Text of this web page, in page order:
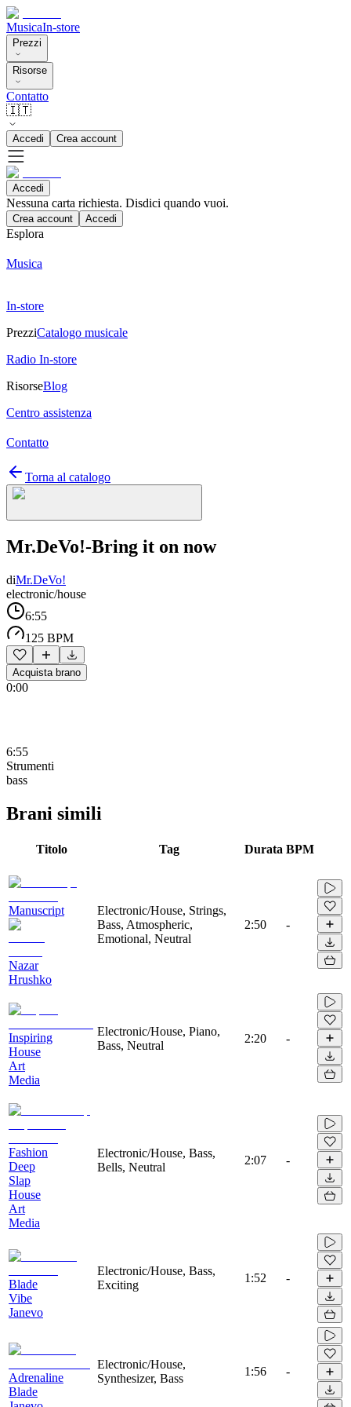
MusicaIn-store
Prezzi
Risorse
Contatto
🇮🇹
Accedi Crea account
Accedi
Nessuna carta richiesta. Disdici quando vuoi.
Crea account Accedi
Esplora
Musica
In-store
PrezziCatalogo musicale
Radio In-store
RisorseBlog
Centro assistenza
Contatto
Torna al catalogo
Mr.DeVo!-Bring it on now
diMr.DeVo!
electronic/house
6:55
125 BPM
Acquista brano
0:00
6:55
Strumenti
bass
Brani simili
Titolo Tag Durata BPM
Manuscript
Nazar
Hrushko
Electronic/House, Strings,
Bass, Atmospheric,
Emotional, Neutral
2:50 -
Inspiring
House
Art
Media
Electronic/House, Piano,
Bass, Neutral
2:20 -
Fashion
Deep
Slap
House
Art
Media
Electronic/House, Bass,
Bells, Neutral
2:07 -
Blade
Vibe
Janevo
Electronic/House, Bass,
Exciting
1:52 -
Adrenaline
Blade
Electronic/House,
Synthesizer, Bass
1:56 -